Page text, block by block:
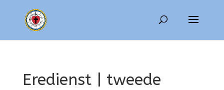
Eredienst | tweede